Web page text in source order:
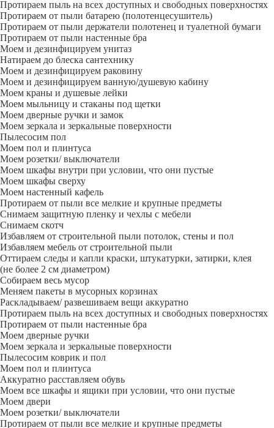
Протираем пыль на всех доступных и свободных поверхностях
Протираем от пыли батарею (полотенцесушитель)
Протираем от пыли держатели полотенец и туалетной бумаги
Протираем от пыли настенные бра
Моем и дезинфицируем унитаз
Натираем до блеска сантехнику
Моем и дезинфицируем раковину
Моем и дезинфицируем ванную/душевую кабину
Моем краны и душевые лейки
Моем мыльницу и стаканы под щетки
Моем дверные ручки и замок
Моем зеркала и зеркальные поверхности
Пылесосим пол
Моем пол и плинтуса
Моем розетки/ выключатели
Моем шкафы внутри при условии, что они пустые
Моем шкафы сверху
Моем настенный кафель
Протираем от пыли все мелкие и крупные предметы
Снимаем защитную пленку и чехлы с мебели
Снимаем скотч
Избавляем от строительной пыли потолок, стены и пол
Избавляем мебель от строительной пыли
Оттираем следы и капли краски, штукатурки, затирки, клея
(не более 2 см диаметром)
Собираем весь мусор
Меняем пакеты в мусорных корзинах
Раскладываем/ развешиваем вещи аккуратно
Протираем пыль на всех доступных и свободных поверхностях
Протираем от пыли настенные бра
Моем дверные ручки
Моем зеркала и зеркальные поверхности
Пылесосим коврик и пол
Моем пол и плинтуса
Аккуратно расставляем обувь
Моем все шкафы и ящики при условии, что они пустые
Моем двери
Моем розетки/ выключатели
Протираем от пыли все мелкие и крупные предметы